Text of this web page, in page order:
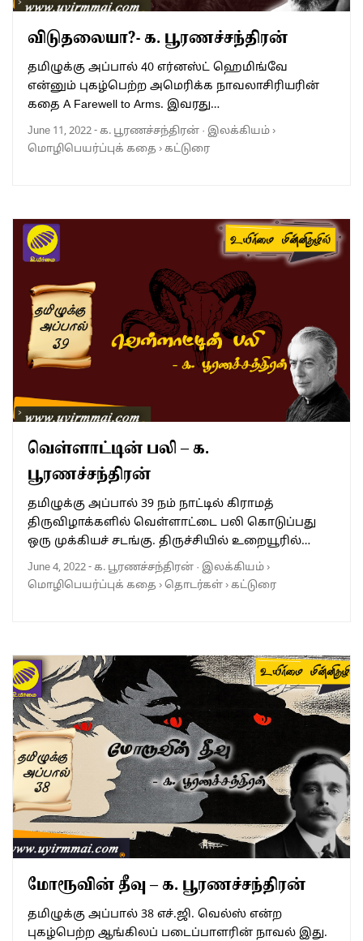
விடுதலையா?- க. பூரணச்சந்திரன்
தமிழுக்கு அப்பால் 40 எர்னஸ்ட் ஹெமிங்வே
என்னும் புகழ்பெற்ற அமெரிக்க நாவலாசிரியரின்
கதை A Farewell to Arms. இவரது…
June 11, 2022-க. பூரணச்சந்திரன் · இலக்கியம்›
மொழிபெயர்ப்புக் கதை ›கட்டுரை
வெள்ளாட்டின் பலி – க.
பூரணச்சந்திரன்
தமிழுக்கு அப்பால் 39 நம் நாட்டில் கிராமத்
திருவிழாக்களில் வெள்ளாட்டை பலி கொடுப்பது
ஒரு முக்கியச் சடங்கு. திருச்சியில் உறையூரில்…
June 4, 2022-க. பூரணச்சந்திரன் · இலக்கியம்›
மொழிபெயர்ப்புக் கதை ›தொடர்கள்›கட்டுரை
மோரூவின் தீவு – க. பூரணச்சந்திரன்
தமிழுக்கு அப்பால் 38 எச்.ஜி. வெல்ஸ் என்ற
புகழ்பெற்ற ஆங்கிலப் படைப்பாளரின் நாவல் இது.